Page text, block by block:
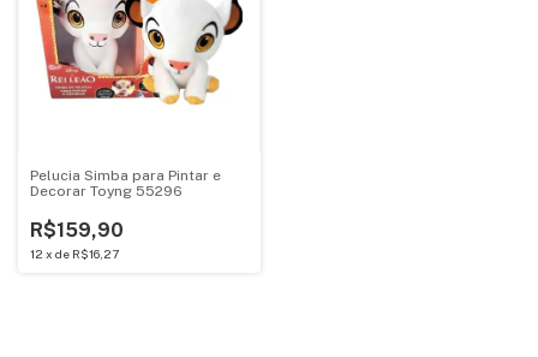
Pelucia Simba para Pintar e
Decorar Toyng 55296
R$159,90
12 x de R$16,27